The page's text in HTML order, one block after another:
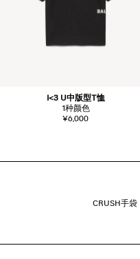
I<3 U中版型T恤
1种颜色
¥6,000
CRUSH手袋